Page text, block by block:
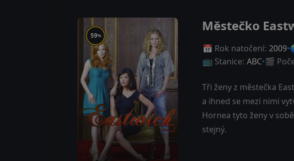
59%
Městečko
📅 Rok natočení: 2009
📺 Stanice: ABC 🎬
Tři ženy z městečka
a ihned se mezi nimi
Hornea tyto ženy v
stejný.